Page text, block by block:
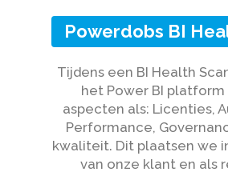
Powerdobs BI
Tijdens een BI Health
het Power BI
aspecten als: Licenties,
Performance,
kwaliteit. Dit plaatsen we
van onze klant en als